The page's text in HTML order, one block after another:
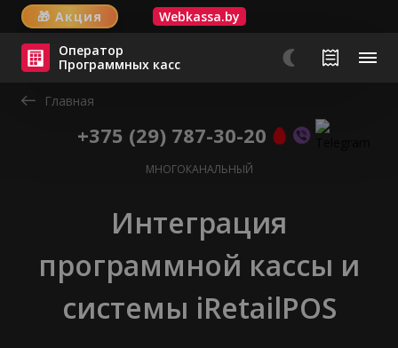
🎁 Акция
Webkassa.by
Оператор
Программных касс
Главная
+375 (29) 787-30-20
МНОГОКАНАЛЬНЫЙ
Интеграция
программной кассы и
системы iRetailPOS